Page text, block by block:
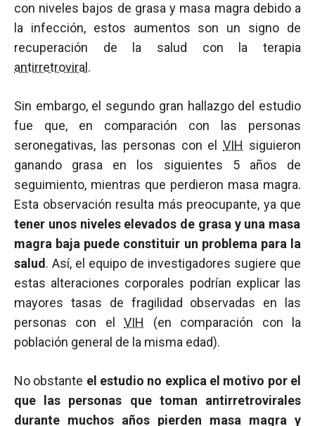
con niveles bajos de grasa y masa magra debido a
la infección, estos aumentos son un signo de
recuperación de la salud con la terapia
antirretroviral .
Sin embargo, el segundo gran hallazgo del estudio
fue que, en comparación con las personas
seronegativas, las personas con elVIH siguieron
ganando grasa en los siguientes 5 años de
seguimiento, mientras que perdieron masa magra.
Esta observación resulta más preocupante, ya que
tener unos niveles elevados de grasa y una masa
magra baja puede constituir un problema para la
salud . Así, el equipo de investigadores sugiere que
estas alteraciones corporales podrían explicar las
mayores tasas de fragilidad observadas en las
personas con elVIH
(en comparación con la
población general de la misma edad).
No obstante el estudio no explica el motivo por el
que las personas que toman antirretrovirales
durante muchos años pierden masa magra y